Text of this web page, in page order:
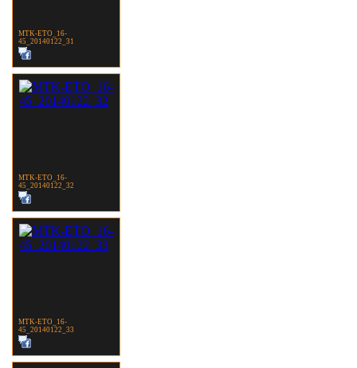
MTK-ETO_16-
45_20140122_31
MTK-ETO_16-
45_20140122_32
MTK-ETO_16-
45_20140122_33